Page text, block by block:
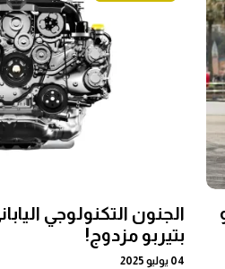
الجنون التكنولوجي
بتيربو مزدوج!
04 يوليو 2025